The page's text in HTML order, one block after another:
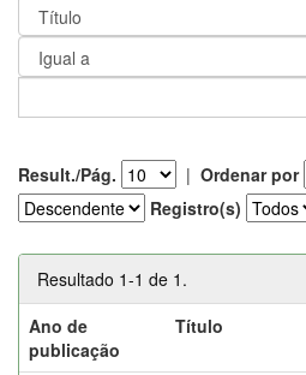
Result./Pág. | Ordenar por
Registro(s)
Resultado 1-1 de 1.
Ano de
publicação
Título